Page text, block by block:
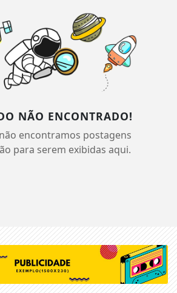
NÃO ENCONTRADO!
encontramos postagens
para serem exibidas aqui.